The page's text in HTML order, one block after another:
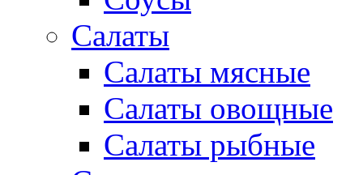
Салаты
Салаты мясные
Салаты овощные
Салаты рыбные